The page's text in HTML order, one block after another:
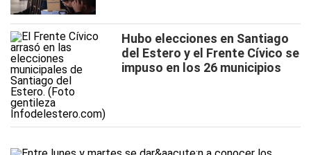
Hubo elecciones en Santiago
del Estero y el Frente Cívico se
impuso en los 26 municipios